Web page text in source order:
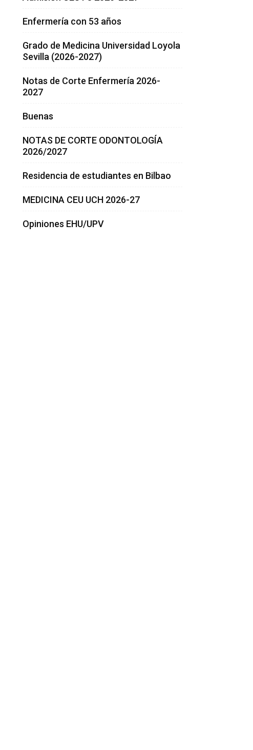
Enfermería con 53 años
Grado de Medicina Universidad Loyola
Sevilla (2026-2027)
Notas de Corte Enfermería 2026-
2027
Buenas
NOTAS DE CORTE ODONTOLOGÍA
2026/2027
Residencia de estudiantes en Bilbao
MEDICINA CEU UCH 2026-27
Opiniones EHU/UPV